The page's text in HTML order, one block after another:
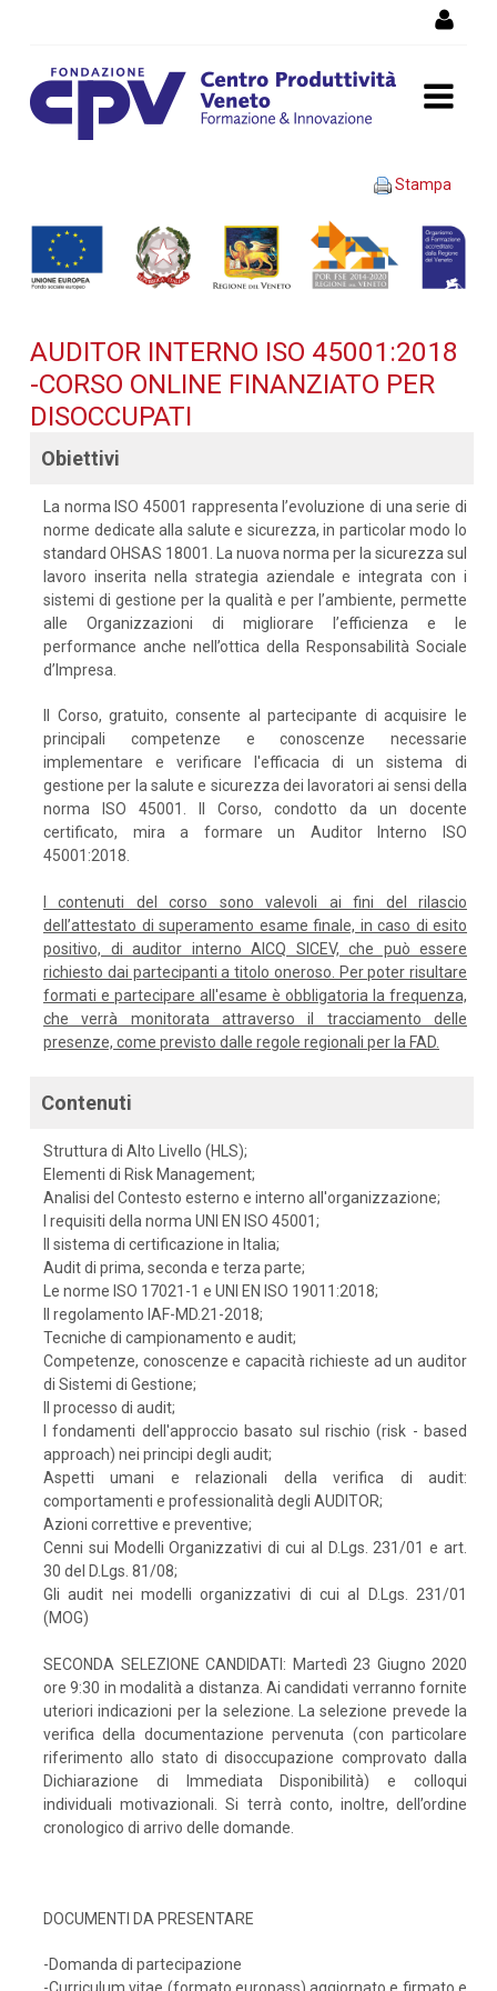
AUDITOR INTERNO ISO
45001:2018 -Corso OnLine
finanziato per disoccupati -
formazione
Stampa
AUDITOR INTERNO ISO 45001:2018
-CORSO ONLINE FINANZIATO PER
DISOCCUPATI
Obiettivi
La norma ISO 45001 rappresenta l’evoluzione di una serie di
norme dedicate alla salute e sicurezza, in particolar modo lo
standard OHSAS 18001. La nuova norma per la sicurezza sul
lavoro inserita nella strategia aziendale e integrata con i
sistemi di gestione per la qualità e per l’ambiente, permette
alle Organizzazioni di migliorare l’efficienza e le
performance anche nell’ottica della Responsabilità Sociale
d’Impresa.
Il Corso, gratuito, consente al partecipante di acquisire le
principali competenze e conoscenze necessarie
implementare e verificare l'efficacia di un sistema di
gestione per la salute e sicurezza dei lavoratori ai sensi della
norma ISO 45001. Il Corso, condotto da un docente
certificato, mira a formare un Auditor Interno ISO
45001:2018.
I contenuti del corso sono valevoli ai fini del rilascio
dell’attestato di superamento esame finale, in caso di esito
positivo, di auditor interno AICQ SICEV, che può essere
richiesto dai partecipanti a titolo oneroso. Per poter risultare
formati e partecipare all'esame è obbligatoria la frequenza,
che verrà monitorata attraverso il tracciamento delle
presenze, come previsto dalle regole regionali per la FAD.
Contenuti
Struttura di Alto Livello (HLS);
Elementi di Risk Management;
Analisi del Contesto esterno e interno all'organizzazione;
I requisiti della norma UNI EN ISO 45001;
Il sistema di certificazione in Italia;
Audit di prima, seconda e terza parte;
Le norme ISO 17021-1 e UNI EN ISO 19011:2018;
Il regolamento IAF-MD.21-2018;
Tecniche di campionamento e audit;
Competenze, conoscenze e capacità richieste ad un auditor
di Sistemi di Gestione;
Il processo di audit;
I fondamenti dell'approccio basato sul rischio (risk - based
approach) nei principi degli audit;
Aspetti umani e relazionali della verifica di audit:
comportamenti e professionalità degli AUDITOR;
Azioni correttive e preventive;
Cenni sui Modelli Organizzativi di cui al D.Lgs. 231/01 e art.
30 del D.Lgs. 81/08;
Gli audit nei modelli organizzativi di cui al D.Lgs. 231/01
(MOG)
SECONDA SELEZIONE CANDIDATI: Martedì 23 Giugno 2020
ore 9:30 in modalità a distanza. Ai candidati verranno fornite
uteriori indicazioni per la selezione. La selezione prevede la
verifica della documentazione pervenuta (con particolare
riferimento allo stato di disoccupazione comprovato dalla
Dichiarazione di Immediata Disponibilità) e colloqui
individuali motivazionali. Si terrà conto, inoltre, dell’ordine
cronologico di arrivo delle domande.
DOCUMENTI DA PRESENTARE
-Domanda di partecipazione